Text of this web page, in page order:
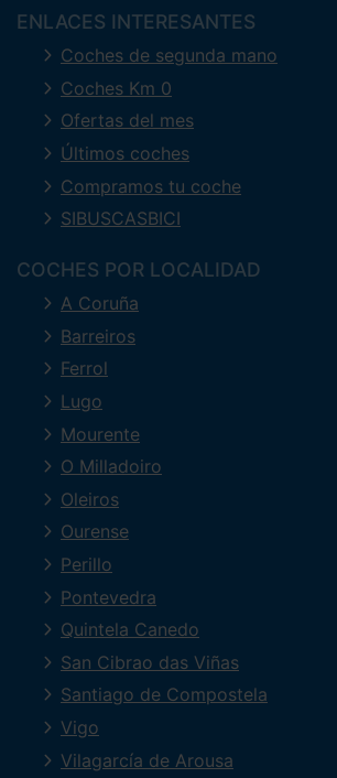
ENLACES INTERESANTES
Coches de segunda mano
Coches Km 0
Ofertas del mes
Últimos coches
Compramos tu coche
SIBUSCASBICI
COCHES POR LOCALIDAD
A Coruña
Barreiros
Ferrol
Lugo
Mourente
O Milladoiro
Oleiros
Ourense
Perillo
Pontevedra
Quintela Canedo
San Cibrao das Viñas
Santiago de Compostela
Vigo
Vilagarcía de Arousa